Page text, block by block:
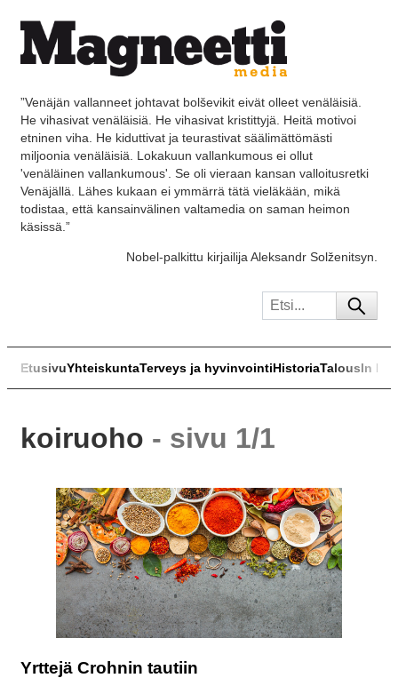
”Venäjän vallanneet johtavat bolševikit eivät olleet venäläisiä.
He vihasivat venäläisiä. He vihasivat kristittyjä. Heitä motivoi
etninen viha. He kiduttivat ja teurastivat säälimättömästi
miljoonia venäläisiä. Lokakuun vallankumous ei ollut
'venäläinen vallankumous'. Se oli vieraan kansan valloitusretki
Venäjällä. Lähes kukaan ei ymmärrä tätä vieläkään, mikä
todistaa, että kansainvälinen valtamedia on saman heimon
käsissä.”
Nobel-palkittu kirjailija Aleksandr Solženitsyn.
EtusivuYhteiskuntaTerveys ja hyvinvointiHistoriaTalousIn
koiruoho - sivu 1/1
Yrttejä Crohnin tautiin